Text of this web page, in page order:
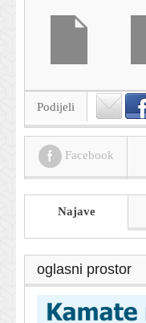
Podijeli
Facebook
Najave
oglasni prostor